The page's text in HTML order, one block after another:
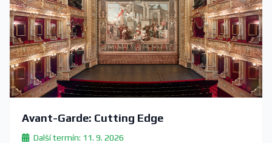
Avant-Garde: Cutting Edge
Další termín: 11. 9. 2026